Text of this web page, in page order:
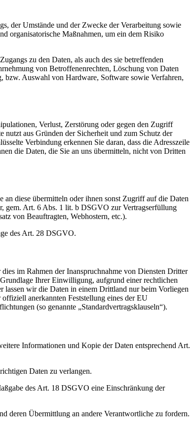
der Umstände und der Zwecke der Verarbeitung sowie
organisatorische Maßnahmen, um ein dem Risiko
zu den Daten, als auch des sie betreffenden
von Betroffenenrechten, Löschung von Daten
bzw. Auswahl von Hardware, Software sowie Verfahren,
Verlust, Zerstörung oder gegen den Zugriff
nutzt aus Gründen der Sicherheit und zum Schutz der
Verbindung erkennen Sie daran, dass die Adresszeile
die Daten, die Sie an uns übermitteln, nicht von Dritten
an diese übermitteln oder ihnen sonst Zugriff auf die Daten
gem. Art. 6 Abs. 1 lit. b DSGVO zur Vertragserfüllung
von Beauftragten, Webhostern, etc.).
des Art. 28 DSGVO.
im Rahmen der Inanspruchnahme von Diensten Dritter
Ihrer Einwilligung, aufgrund einer rechtlichen
lassen wir die Daten in einem Drittland nur beim Vorliegen
anerkannten Feststellung eines der EU
(so genannte „Standardvertragsklauseln“).
Informationen und Kopie der Daten entsprechend Art.
Daten zu verlangen.
des Art. 18 DSGVO eine Einschränkung der
deren Übermittlung an andere Verantwortliche zu fordern.